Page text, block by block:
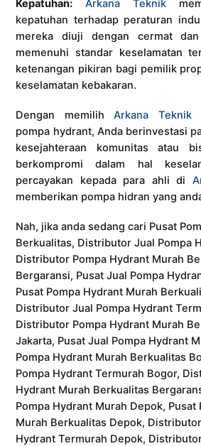
Kepatuhan: Arkana Teknik
kepatuhan terhadap peraturan
mereka diuji dengan cermat
memenuhi standar keselamatan
ketenangan pikiran bagi pemilik
keselamatan kebakaran.
Dengan memilihArkana Teknik
pompa hydrant, Anda berinvestasi
kesejahteraan komunitas atau
berkompromi dalam hal
percayakan kepada para ahli di
memberikan pompa hidran yang
Nah, jika anda sedang cari Pusat
Berkualitas, Distributor Jual Pompa
Distributor Pompa Hydrant Murah
Bergaransi, Pusat Jual Pompa
Pusat Pompa Hydrant Murah
Distributor Jual Pompa Hydrant
Distributor Pompa Hydrant Murah
Jakarta, Pusat Jual Pompa Hydrant
Pompa Hydrant Murah Berkualitas
Pompa Hydrant Termurah Bogor,
Hydrant Murah Berkualitas
Pompa Hydrant Murah Depok, Pusat
Murah Berkualitas Depok,
Hydrant Termurah Depok,